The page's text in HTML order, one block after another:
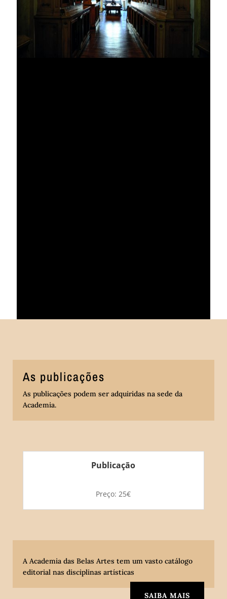
As publicações
As publicações podem ser adquiridas na sede da
Academia.
Publicação
Preço: 25€
A Academia das Belas Artes tem um vasto catálogo
editorial nas disciplinas artísticas
SAIBA MAIS